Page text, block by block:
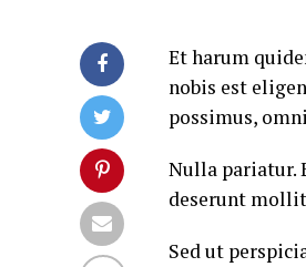
Et harum
nobis est
possimus,
Nulla pariatur.
deserunt
Sed ut